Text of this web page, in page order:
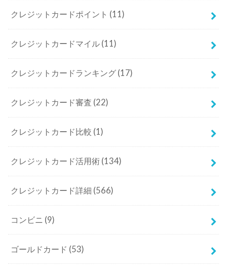
クレジットカードポイント (11)
クレジットカードマイル (11)
クレジットカードランキング (17)
クレジットカード審査 (22)
クレジットカード比較 (1)
クレジットカード活用術 (134)
クレジットカード詳細 (566)
コンビニ (9)
ゴールドカード (53)